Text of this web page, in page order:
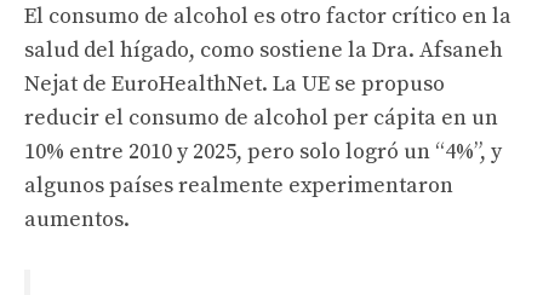
El consumo de alcohol es otro factor crítico en la
salud del hígado, como sostiene la Dra. Afsaneh
Nejat de EuroHealthNet. La UE se propuso
reducir el consumo de alcohol per cápita en un
10% entre 2010 y 2025, pero solo logró un “4%”, y
algunos países realmente experimentaron
aumentos.